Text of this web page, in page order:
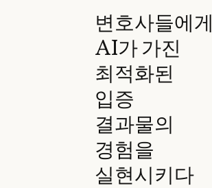
변호사들에게
AI가 가진
최적화된
입증
결과물의
경험을
실현시키다